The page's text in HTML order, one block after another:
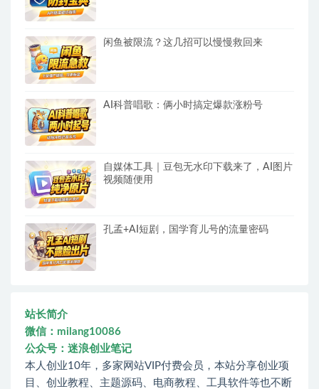
闲鱼被限流？这几招可以慢慢救回来
AI科普唱歌：俩小时搞定爆款涨粉号
自媒体工具｜豆包无水印下载来了，AI图片
视频随便用
孔孟+AI短剧，国学育儿号的流量密码
站长简介
微信：milang10086
公众号：迷浪创业笔记
本人创业10年，多家网站VIP付费会员，本站分享创业项
目、创业教程、主题源码、电商教程、工具软件等也不断